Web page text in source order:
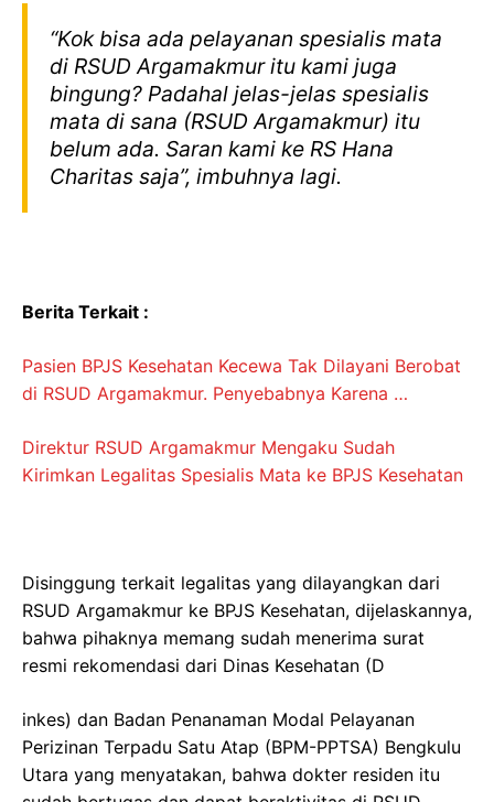
“Kok bisa ada pelayanan spesialis mata
di RSUD Argamakmur itu kami juga
bingung? Padahal jelas-jelas spesialis
mata di sana (RSUD Argamakmur) itu
belum ada. Saran kami ke RS Hana
Charitas saja”, imbuhnya lagi.
Berita Terkait :
Pasien BPJS Kesehatan Kecewa Tak Dilayani Berobat
di RSUD Argamakmur. Penyebabnya Karena …
Direktur RSUD Argamakmur Mengaku Sudah
Kirimkan Legalitas Spesialis Mata ke BPJS Kesehatan
Disinggung terkait legalitas yang dilayangkan dari
RSUD Argamakmur ke BPJS Kesehatan, dijelaskannya,
bahwa pihaknya memang sudah menerima surat
resmi rekomendasi dari Dinas Kesehatan (D
inkes) dan Badan Penanaman Modal Pelayanan
Perizinan Terpadu Satu Atap (BPM-PPTSA) Bengkulu
Utara yang menyatakan, bahwa dokter residen itu